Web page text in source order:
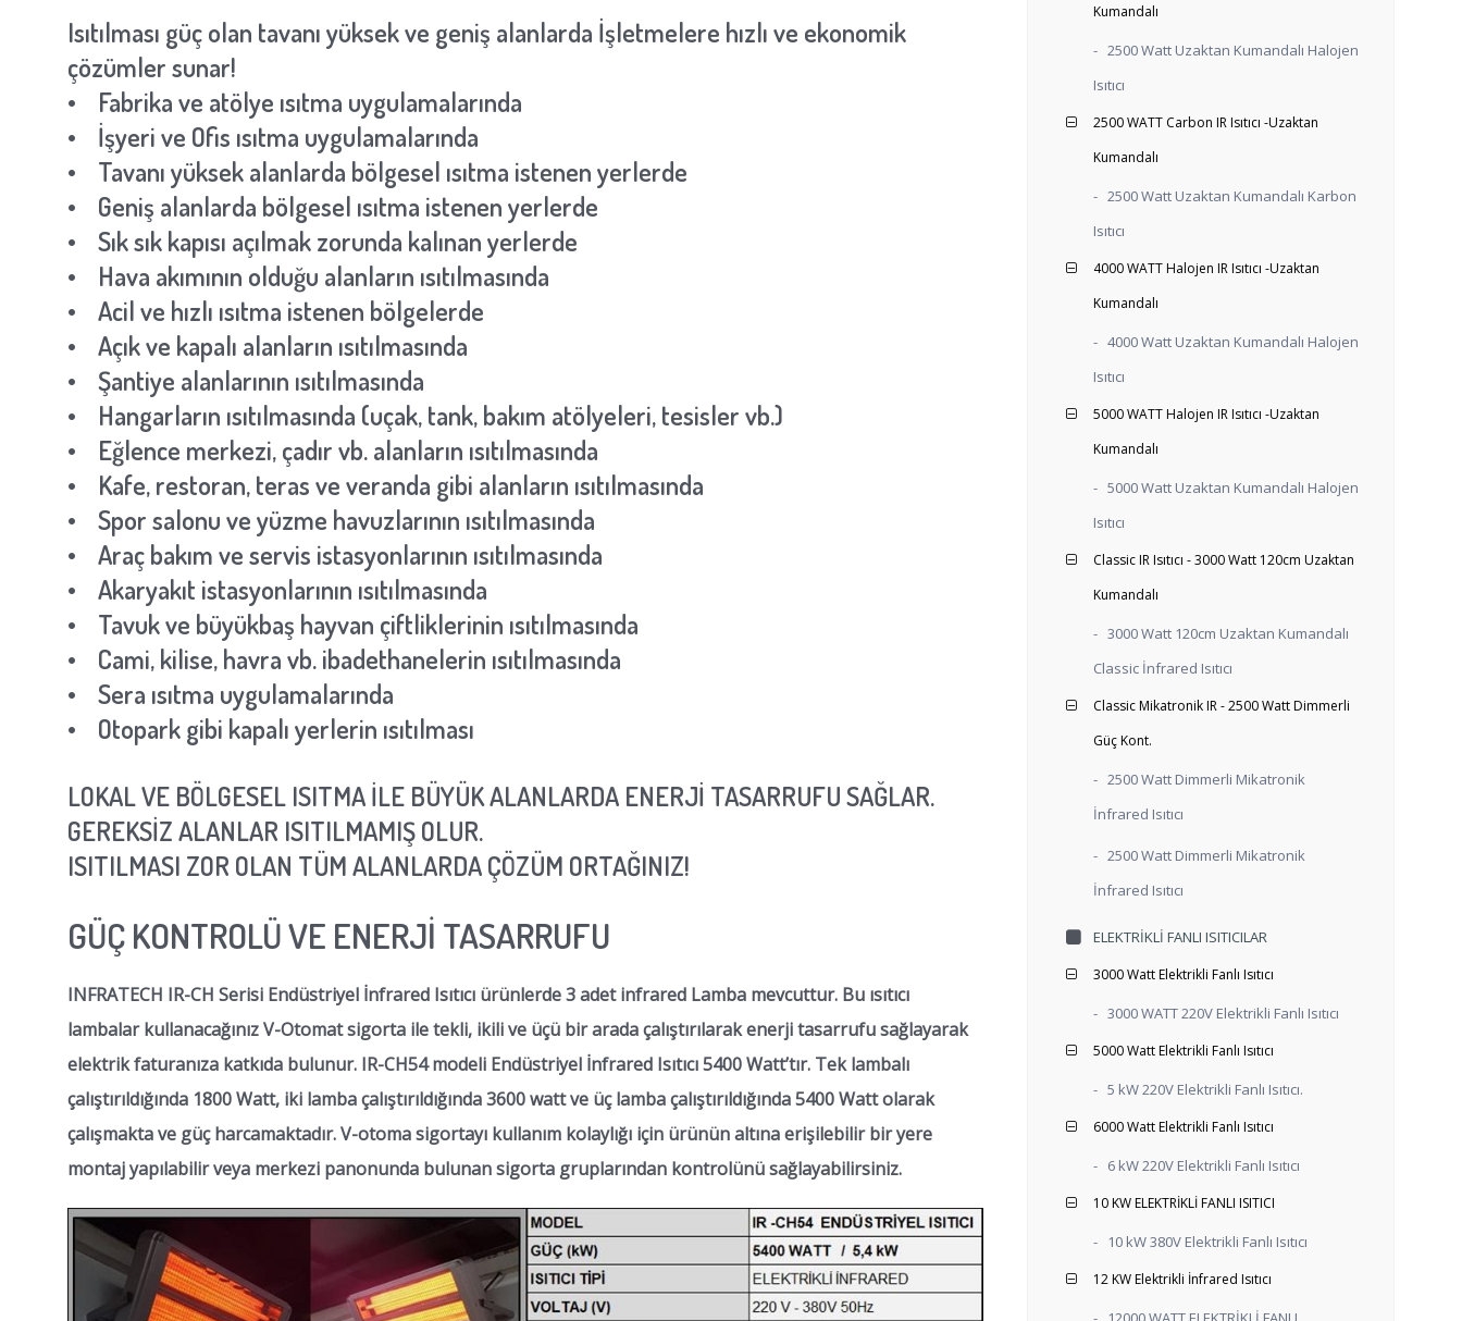
Isıtılması güç olan tavanı yüksek ve geniş alanlarda İşletmelere hızlı ve ekonomik
çözümler sunar!
• Fabrika ve atölye ısıtma uygulamalarında
• İşyeri ve Ofis ısıtma uygulamalarında
• Tavanı yüksek alanlarda bölgesel ısıtma istenen yerlerde
• Geniş alanlarda bölgesel ısıtma istenen yerlerde
• Sık sık kapısı açılmak zorunda kalınan yerlerde
• Hava akımının olduğu alanların ısıtılmasında
• Acil ve hızlı ısıtma istenen bölgelerde
• Açık ve kapalı alanların ısıtılmasında
• Şantiye alanlarının ısıtılmasında
• Hangarların ısıtılmasında (uçak, tank, bakım atölyeleri, tesisler vb.)
• Eğlence merkezi, çadır vb. alanların ısıtılmasında
• Kafe, restoran, teras ve veranda gibi alanların ısıtılmasında
• Spor salonu ve yüzme havuzlarının ısıtılmasında
• Araç bakım ve servis istasyonlarının ısıtılmasında
• Akaryakıt istasyonlarının ısıtılmasında
• Tavuk ve büyükbaş hayvan çiftliklerinin ısıtılmasında
• Cami, kilise, havra vb. ibadethanelerin ısıtılmasında
• Sera ısıtma uygulamalarında
• Otopark gibi kapalı yerlerin ısıtılması
LOKAL VE BÖLGESEL ISITMA İLE BÜYÜK ALANLARDA ENERJİ TASARRUFU SAĞLAR.
GEREKSİZ ALANLAR ISITILMAMIŞ OLUR.
ISITILMASI ZOR OLAN TÜM ALANLARDA ÇÖZÜM ORTAĞINIZ!
GÜÇ KONTROLÜ VE ENERJİ TASARRUFU
INFRATECH IR-CH Serisi Endüstriyel İnfrared Isıtıcı ürünlerde 3 adet infrared Lamba mevcuttur. Bu ısıtıcı
lambalar kullanacağınız V-Otomat sigorta ile tekli, ikili ve üçü bir arada çalıştırılarak enerji tasarrufu sağlayarak
elektrik faturanıza katkıda bulunur. IR-CH54 modeli Endüstriyel İnfrared Isıtıcı 5400 Watt’tır. Tek lambalı
çalıştırıldığında 1800 Watt, iki lamba çalıştırıldığında 3600 watt ve üç lamba çalıştırıldığında 5400 Watt olarak
çalışmakta ve güç harcamaktadır. V-otoma sigortayı kullanım kolaylığı için ürünün altına erişilebilir bir yere
montaj yapılabilir veya merkezi panonunda bulunan sigorta gruplarından kontrolünü sağlayabilirsiniz.
Kumandalı
- 2500 Watt Uzaktan Kumandalı Halojen
Isıtıcı
2500 WATT Carbon IR Isıtıcı -Uzaktan
Kumandalı
- 2500 Watt Uzaktan Kumandalı Karbon
Isıtıcı
4000 WATT Halojen IR Isıtıcı -Uzaktan
Kumandalı
- 4000 Watt Uzaktan Kumandalı Halojen
Isıtıcı
5000 WATT Halojen IR Isıtıcı -Uzaktan
Kumandalı
- 5000 Watt Uzaktan Kumandalı Halojen
Isıtıcı
Classic IR Isıtıcı - 3000 Watt 120cm Uzaktan
Kumandalı
- 3000 Watt 120cm Uzaktan Kumandalı
Classic İnfrared Isıtıcı
Classic Mikatronik IR - 2500 Watt Dimmerli
Güç Kont.
- 2500 Watt Dimmerli Mikatronik
İnfrared Isıtıcı
- 2500 Watt Dimmerli Mikatronik
İnfrared Isıtıcı
ELEKTRIKLI FANLI ISITICILAR
3000 Watt Elektrikli Fanlı Isıtıcı
- 3000 WATT 220V Elektrikli Fanlı Isıtıcı
5000 Watt Elektrikli Fanlı Isıtıcı
- 5 kW 220V Elektrikli Fanlı Isıtıcı.
6000 Watt Elektrikli Fanlı Isıtıcı
- 6 kW 220V Elektrikli Fanlı Isıtıcı
10 KW ELEKTRİKLİ FANLI ISITICI
- 10 kW 380V Elektrikli Fanlı Isıtıcı
12 KW Elektrikli İnfrared Isıtıcı